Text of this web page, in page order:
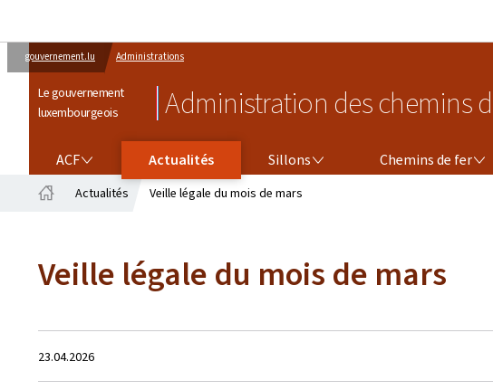
gouvernement.lu Administrations
Le gouvernement
luxembourgeois
Administration des chemins
ACF Actualités Sillons Chemins de fer
Actualités Veille légale du mois de mars
Veille légale du mois de mars
Crée
le
23.04.2026